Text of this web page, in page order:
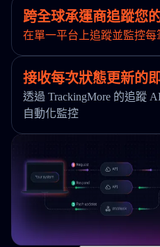
跨全球承運商追蹤您
在單一平台上追蹤並監控
接收每次狀態更新的
透過 TrackingMore 的追蹤
自動化監控